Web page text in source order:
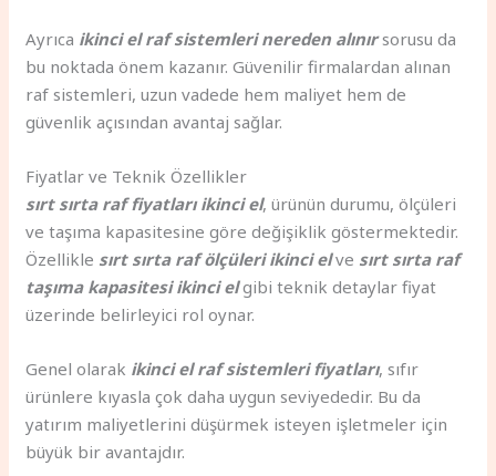
Ayrıca ikinci el raf sistemleri nereden alınırsorusu da
bu noktada önem kazanır. Güvenilir firmalardan alınan
raf sistemleri, uzun vadede hem maliyet hem de
güvenlik açısından avantaj sağlar.
Fiyatlar ve Teknik Özellikler
sırt sırta raf fiyatları ikinci el, ürünün durumu, ölçüleri
ve taşıma kapasitesine göre değişiklik göstermektedir.
Özellikle sırt sırta raf ölçüleri ikinci elve sırt sırta raf
taşıma kapasitesi ikinci elgibi teknik detaylar fiyat
üzerinde belirleyici rol oynar.
Genel olarak ikinci el raf sistemleri fiyatları, sıfır
ürünlere kıyasla çok daha uygun seviyededir. Bu da
yatırım maliyetlerini düşürmek isteyen işletmeler için
büyük bir avantajdır.